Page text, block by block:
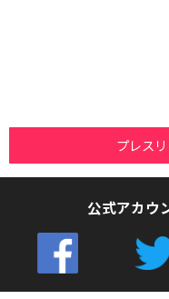
プレス
公式アカウ